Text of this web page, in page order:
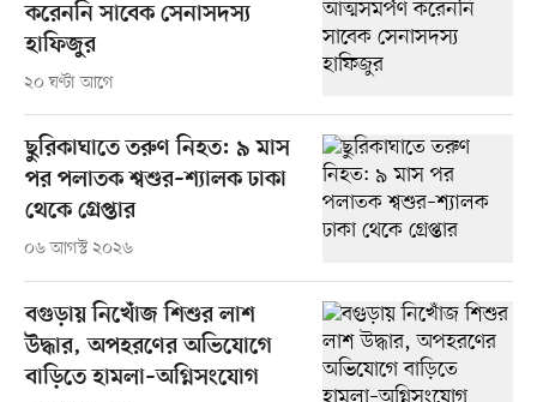
করেননি সাবেক সেনাসদস্য
হাফিজুর
২০ ঘণ্টা আগে
ছুরিকাঘাতে তরুণ নিহত: ৯ মাস
পর পলাতক শ্বশুর–শ্যালক ঢাকা
থেকে গ্রেপ্তার
০৬ আগস্ট ২০২৬
বগুড়ায় নিখোঁজ শিশুর লাশ
উদ্ধার, অপহরণের অভিযোগে
বাড়িতে হামলা–অগ্নিসংযোগ